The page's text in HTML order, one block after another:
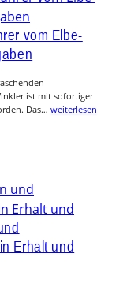
vom Elbe-
ist mit sofortiger
Das… weiterlesen
Erhalt und